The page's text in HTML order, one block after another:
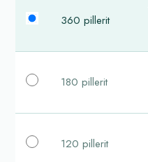
360 pillerit
180 pillerit
120 pillerit